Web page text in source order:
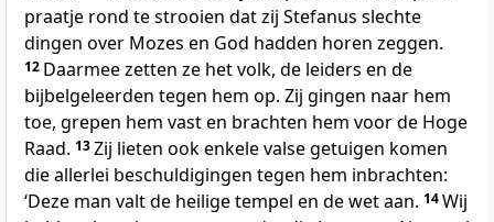
praatje rond te strooien dat zij Stefanus slechte
dingen over Mozes en God hadden horen zeggen.
12 Daarmee zetten ze het volk, de leiders en de
bijbelgeleerden tegen hem op. Zij gingen naar hem
toe, grepen hem vast en brachten hem voor de Hoge
Raad. 13Zij lieten ook enkele valse getuigen komen
die allerlei beschuldigingen tegen hem inbrachten:
‘Deze man valt de heilige tempel en de wet aan. 14Wij